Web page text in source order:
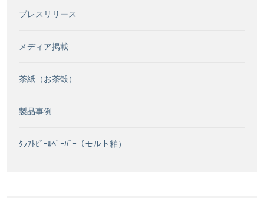
プレスリリース
メディア掲載
茶紙（お茶殻）
製品事例
ｸﾗﾌﾄﾋﾞｰﾙﾍﾟｰﾊﾟｰ（モルト粕）